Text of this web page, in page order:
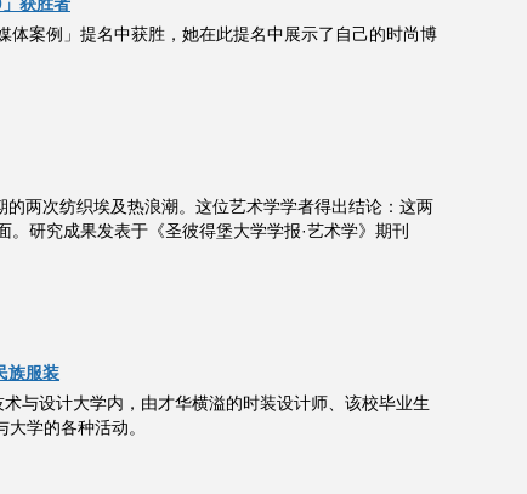
案例」提名中获胜，她在此提名中展示了自己的时尚博
两次纺织埃及热浪潮。这位艺术学学者得出结论：这两
研究成果发表于《圣彼得堡大学学报·艺术学》期刊
族服装
与设计大学内，由才华横溢的时装设计师、该校毕业生
学的各种活动。